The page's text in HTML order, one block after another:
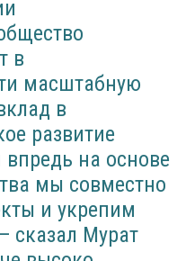
в
масштабную
в
развитие
впредь на основе
мы совместно
и укрепим
сказал Мурат